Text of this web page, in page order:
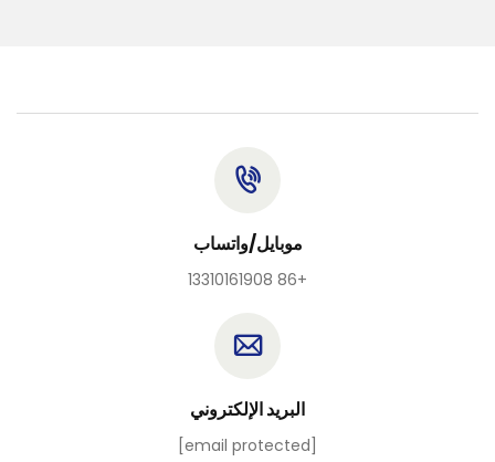
موبايل/واتساب
+86 13310161908
البريد الإلكتروني